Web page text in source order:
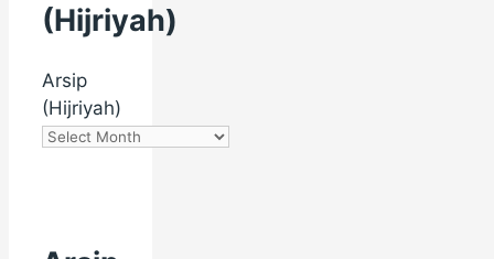
(Hijriyah)
Arsip
(Hijriyah)